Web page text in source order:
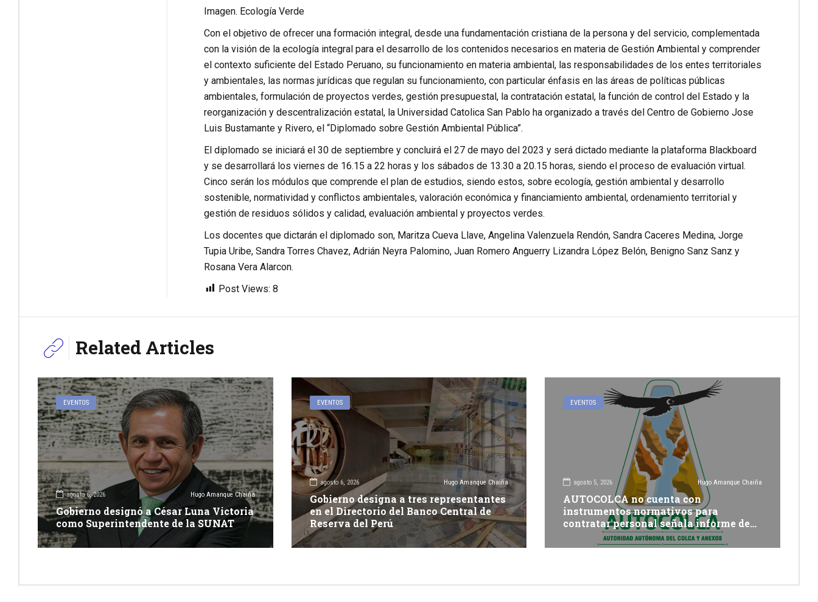
Imagen. Ecología Verde
Con el objetivo de ofrecer una formación integral, desde una fundamentación cristiana de la persona y del servicio, complementada
con la visión de la ecología integral para el desarrollo de los contenidos necesarios en materia de Gestión Ambiental y comprender
el contexto suficiente del Estado Peruano, su funcionamiento en materia ambiental, las responsabilidades de los entes territoriales
y ambientales, las normas jurídicas que regulan su funcionamiento, con particular énfasis en las áreas de políticas públicas
ambientales, formulación de proyectos verdes, gestión presupuestal, la contratación estatal, la función de control del Estado y la
reorganización y descentralización estatal, la Universidad Catolica San Pablo ha organizado a través del Centro de Gobierno Jose
Luis Bustamante y Rivero, el “Diplomado sobre Gestión Ambiental Pública”.
El diplomado se iniciará el 30 de septiembre y concluirá el 27 de mayo del 2023 y será dictado mediante la plataforma Blackboard
y se desarrollará los viernes de 16.15 a 22 horas y los sábados de 13.30 a 20.15 horas, siendo el proceso de evaluación virtual.
Cinco serán los módulos que comprende el plan de estudios, siendo estos, sobre ecología, gestión ambiental y desarrollo
sostenible, normatividad y conflictos ambientales, valoración económica y financiamiento ambiental, ordenamiento territorial y
gestión de residuos sólidos y calidad, evaluación ambiental y proyectos verdes.
Los docentes que dictarán el diplomado son, Maritza Cueva Llave, Angelina Valenzuela Rendón, Sandra Caceres Medina, Jorge
Tupia Uribe, Sandra Torres Chavez, Adrián Neyra Palomino, Juan Romero Anguerry Lizandra López Belón, Benigno Sanz Sanz y
Rosana Vera Alarcon.
Post Views: 8
Related Articles
EVENTOS
agosto 6, 2026 Hugo Amanque Chaiña
Gobierno designó a César Luna Victoria
como Superintendente de la SUNAT
EVENTOS
agosto 6, 2026 Hugo Amanque Chaiña
Gobierno designa a tres representantes
en el Directorio del Banco Central de
Reserva del Perú
EVENTOS
agosto 5, 2026 Hugo Amanque Chaiña
AUTOCOLCA no cuenta con
instrumentos normativos para
contratar personal señala informe de
Contraloría